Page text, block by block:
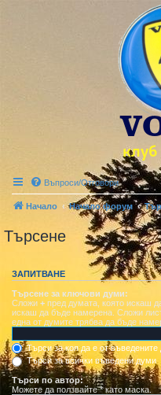
Въпроси/Отговори
Начало Начало форум
Търсене
ЗАПИТВАНЕ
Търсене за ключови думи:
Сложи + пред думата, която искаш
искаш да бъде намерена. Сложи
една от думите трябва да бъде
Търси за коя да е от въведените
Търси за всички въведени думи
Търси по автор:
Можете да ползвайте * като маска.